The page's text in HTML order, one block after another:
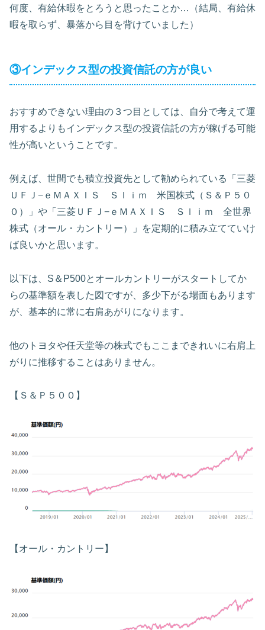
何度、有給休暇をとろうと思ったことか…（結局、有給休
暇を取らず、暴落から目を背けていました）
③インデックス型の投資信託の方が良い
おすすめできない理由の３つ目としては、自分で考えて運
用するよりもインデックス型の投資信託の方が稼げる可能
性が高いということです。
例えば、世間でも積立投資先として勧められている「三菱
ＵＦＪ−ｅＭＡＸＩＳ Ｓｌｉｍ 米国株式（Ｓ＆Ｐ５０
０）」や「三菱ＵＦＪ−ｅＭＡＸＩＳ Ｓｌｉｍ 全世界
株式（オール・カントリー）」を定期的に積み立てていけ
ば良いかと思います。
以下は、S＆P500とオールカントリーがスタートしてか
らの基準額を表した図ですが、多少下がる場面もあります
が、基本的に常に右肩あがりになります。
他のトヨタや任天堂等の株式でもここまできれいに右肩上
がりに推移することはありません。
【Ｓ＆Ｐ５００】
【オール・カントリー】